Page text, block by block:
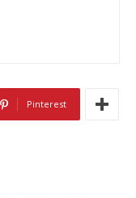
Pinterest